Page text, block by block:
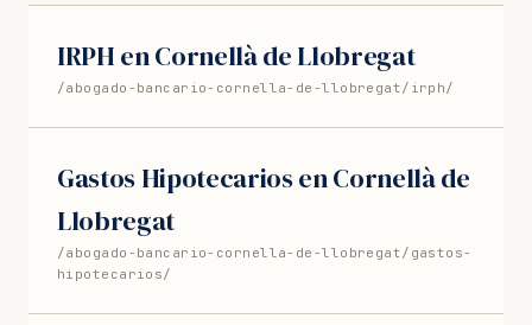
IRPH en Cornellà de Llobregat
/abogado-bancario-cornella-de-llobregat/irph/
Gastos Hipotecarios en Cornellà de
Llobregat
/abogado-bancario-cornella-de-llobregat/gastos-
hipotecarios/